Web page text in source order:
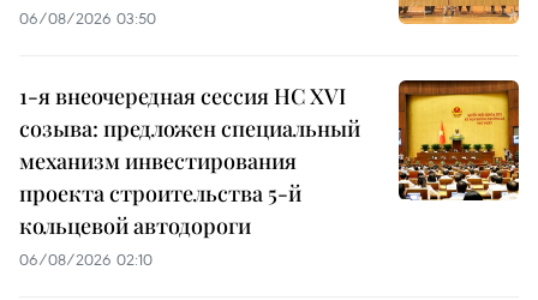
06/08/2026 03:50
1-я внеочередная сессия НС XVI
созыва: предложен специальный
механизм инвестирования
проекта строительства 5-й
кольцевой автодороги
06/08/2026 02:10